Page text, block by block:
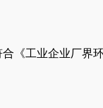
《工业企业厂界